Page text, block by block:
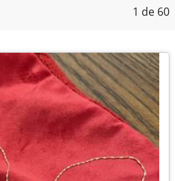
1 de 60